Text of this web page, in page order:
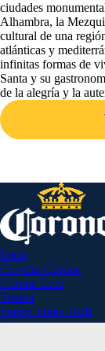
ciudades
Alhambra, la
cultural de una
atlánticas y
infinitas formas de
Santa y su
de la alegría y la
Inicio
Cerveza Corona
Corona Cero
Tienda
Sunset Spots 2026
Planes Corona